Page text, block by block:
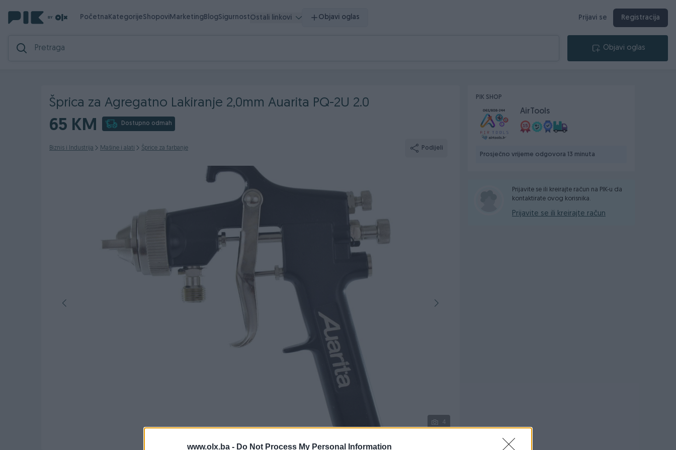
www.olx.ba - Do Not Process My Personal Information
PočetnaKategorijeShopoviMarketingBlogSigurnostOstali linkovi Objavi oglas Prijavi se Registracija
Objavi oglas
Šprica za Agregatno Lakiranje 2,0mm Auarita PQ-2U 2.0
65 KM Dostupno odmah
Biznis i Industrija Mašine i alati Šprice za farbanje Podijeli
4
PIK SHOP
AirTools
Prosječno vrijeme odgovora 13 minuta
Prijavite se ili kreirajte račun na PIK-u da
kontaktirate ovog korisnika.
Prijavite se ili kreirajte račun